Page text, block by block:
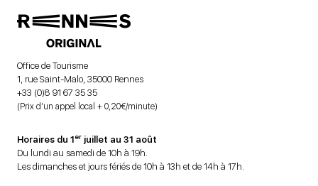
Office de Tourisme
1, rue Saint-Malo, 35000 Rennes
+33 (0)8 91 67 35 35
(Prix d’un appel local + 0,20€/minute)
Horaires du 1er juillet au 31 août
Du lundi au samedi de 10h à 19h.
Les dimanches et jours fériés de 10h à 13h et de 14h à 17h.